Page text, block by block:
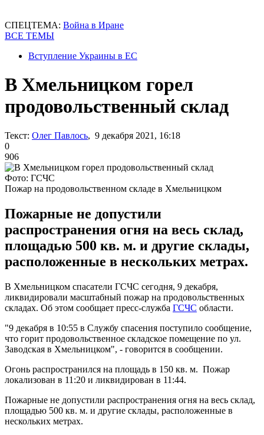
СПЕЦТЕМА: Война в Иране
ВСЕ ТЕМЫ
Вступление Украины в ЕС
В Хмельницком горел
продовольственный склад
Текст: Олег Павлось, 9 декабря 2021, 16:18
0
906
Фото: ГСЧС
Пожар на продовольственном складе в Хмельницком
Пожарные не допустили
распространения огня на весь склад,
площадью 500 кв. м. и другие склады,
расположенные в нескольких метрах.
В Хмельницком спасатели ГСЧС сегодня, 9 декабря,
ликвидировали масштабный пожар на продовольственных
складах. Об этом сообщает пресс-служба ГСЧС области.
"9 декабря в 10:55 в Службу спасения поступило сообщение,
что горит продовольственное складское помещение по ул.
Заводская в Хмельницком", - говорится в сообщении.
Огонь распространился на площадь в 150 кв. м. Пожар
локализован в 11:20 и ликвидирован в 11:44.
Пожарные не допустили распространения огня на весь склад,
площадью 500 кв. м. и другие склады, расположенные в
нескольких метрах.